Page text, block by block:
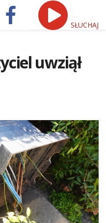
SŁUCHAJ
uwziął